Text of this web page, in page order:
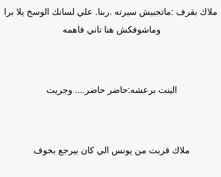
بقرف :ماتجبيش سيرته .ربنا. علي لسانك الوسخ يلا برا
وماشوفكش هنا تاني فاهمه
البنت برعشه:حاضر حاضر.... وجريت
ملاك قربت من يونس الي كان بيرجع بخوف